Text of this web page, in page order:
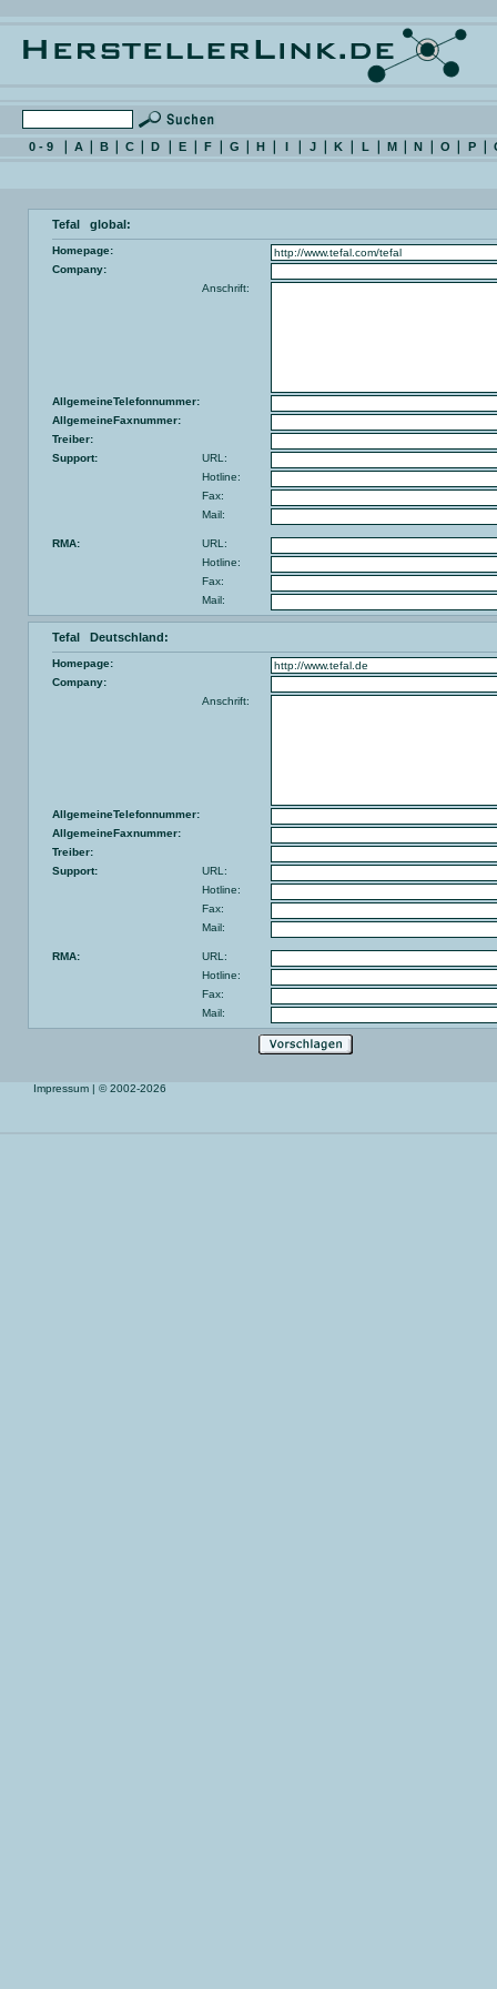
0 - 9 A B C D E F G H I J K L M N O P
Tefal global:
Homepage:
Company:
Anschrift:
AllgemeineTelefonnummer:
AllgemeineFaxnummer:
Treiber:
Support:
URL:
Hotline:
Fax:
Mail:
RMA:
URL:
Hotline:
Fax:
Mail:
Tefal Deutschland:
Homepage:
Company:
Anschrift:
AllgemeineTelefonnummer:
AllgemeineFaxnummer:
Treiber:
Support:
URL:
Hotline:
Fax:
Mail:
RMA:
URL:
Hotline:
Fax:
Mail:
Impressum | © 2002-2026